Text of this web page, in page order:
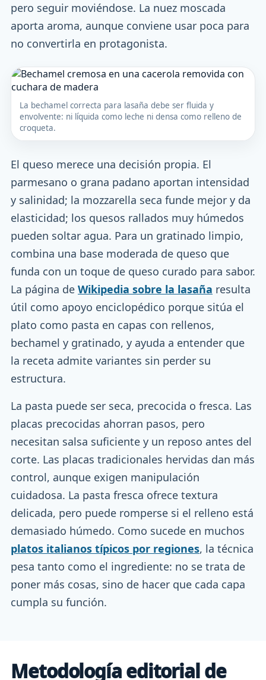
pero seguir moviéndose. La nuez moscada
aporta aroma, aunque conviene usar poca para
no convertirla en protagonista.
La bechamel correcta para lasaña debe ser fluida y
envolvente: ni líquida como leche ni densa como relleno de
croqueta.
El queso merece una decisión propia. El
parmesano o grana padano aportan intensidad
y salinidad; la mozzarella seca funde mejor y da
elasticidad; los quesos rallados muy húmedos
pueden soltar agua. Para un gratinado limpio,
combina una base moderada de queso que
funda con un toque de queso curado para sabor.
La página de Wikipedia sobre la lasaña resulta
útil como apoyo enciclopédico porque sitúa el
plato como pasta en capas con rellenos,
bechamel y gratinado, y ayuda a entender que
la receta admite variantes sin perder su
estructura.
La pasta puede ser seca, precocida o fresca. Las
placas precocidas ahorran pasos, pero
necesitan salsa suficiente y un reposo antes del
corte. Las placas tradicionales hervidas dan más
control, aunque exigen manipulación
cuidadosa. La pasta fresca ofrece textura
delicada, pero puede romperse si el relleno está
demasiado húmedo. Como sucede en muchos
platos italianos típicos por regiones, la técnica
pesa tanto como el ingrediente: no se trata de
poner más cosas, sino de hacer que cada capa
cumpla su función.
Metodología editorial de